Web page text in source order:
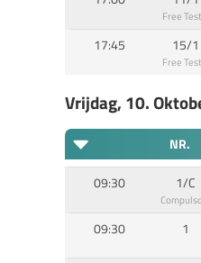
Free
17:45 15/1
Free
Vrijdag, 10.
NR.
09:30
1/C
09:30 1